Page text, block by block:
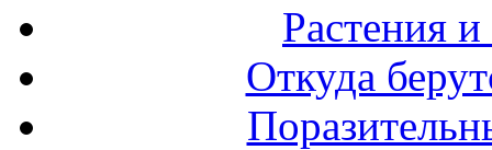
Растения
Откуда